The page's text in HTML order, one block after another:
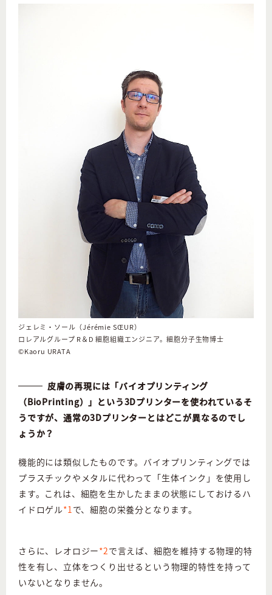
ジェレミ・ソール（Jérémie SŒUR）
ロレアルグループ R＆D 細胞組織エンジニア。細胞分子生物博士
©︎Kaoru URATA
皮膚の再現には「バイオプリンティング
（BioPrinting）」という3Dプリンターを使われているそ
うですが、通常の3Dプリンターとはどこが異なるのでし
ょうか？
機能的には類似したものです。バイオプリンティングでは
プラスチックやメタルに代わって「生体インク」を使用し
ます。これは、細胞を生かしたままの状態にしておけるハ
イドロゲル*1で、細胞の栄養分となります。
さらに、レオロジー*2で言えば、細胞を維持する物理的特
性を有し、立体をつくり出せるという物理的特性を持って
いないとなりません。